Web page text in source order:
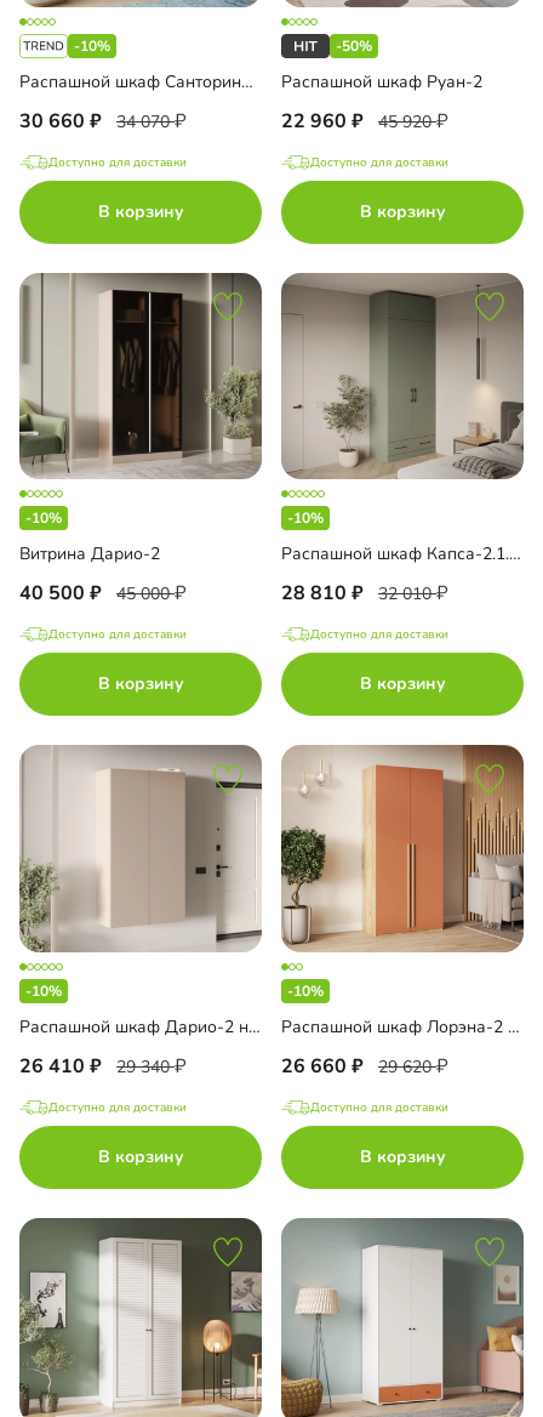
-10%
Распашной шкаф Санторини-2 Лайф
30 660 34 070
Доступно для доставки
В корзину
-50%
Распашной шкаф Руан-2
22 960 45 920
Доступно для доставки
В корзину
-10%
Витрина Дарио-2
40 500 45 000
Доступно для доставки
В корзину
-10%
Распашной шкаф Капса-2.1.1 с антресолью
28 810 32 010
Доступно для доставки
В корзину
-10%
Распашной шкаф Дарио-2 навесной
26 410 29 340
Доступно для доставки
В корзину
-10%
Распашной шкаф Лорэна-2 Премиум Эко
26 660 29 620
Доступно для доставки
В корзину